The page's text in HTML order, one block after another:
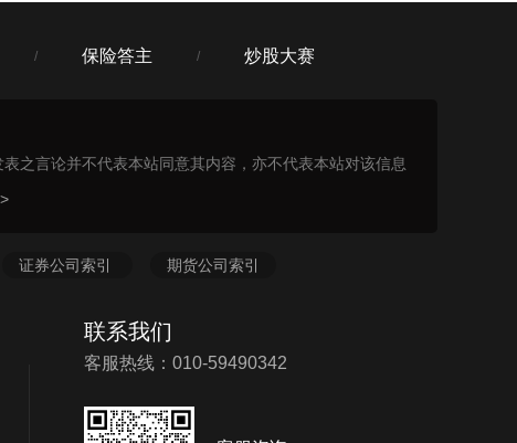
/ 保险答主 / 炒股大赛
之言论并不代表本站同意其内容，亦不代表本站对该信息
证券公司索引 期货公司索引
联系我们
客服热线：010-59490342